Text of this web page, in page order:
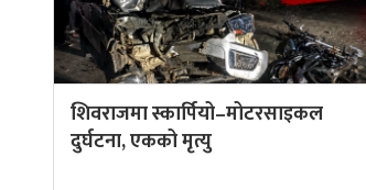
शिवराजमा स्कार्पियो–मोटरसाइकल
दुर्घटना, एकको मृत्यु